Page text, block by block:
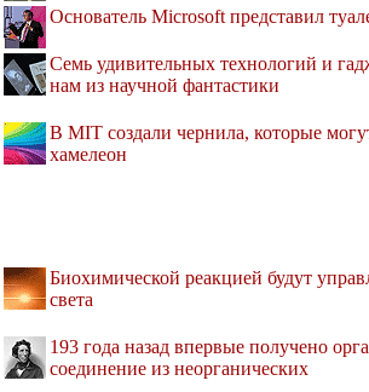
Основатель Microsoft представил
Семь удивительных технологий и
нам из научной фантастики
В MIT создали чернила, которые
хамелеон
Биохимической реакцией будут
света
193 года назад впервые получено
соединение из неорганических